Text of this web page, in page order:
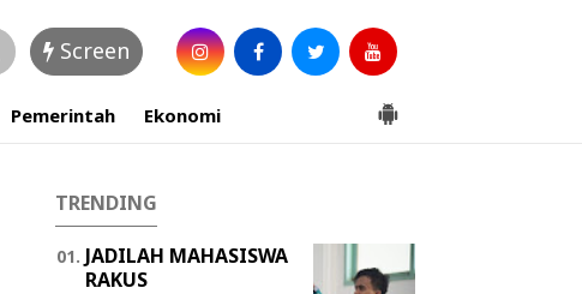
Screen
Pemerintah Ekonomi
TRENDING
JADILAH MAHASISWA
RAKUS